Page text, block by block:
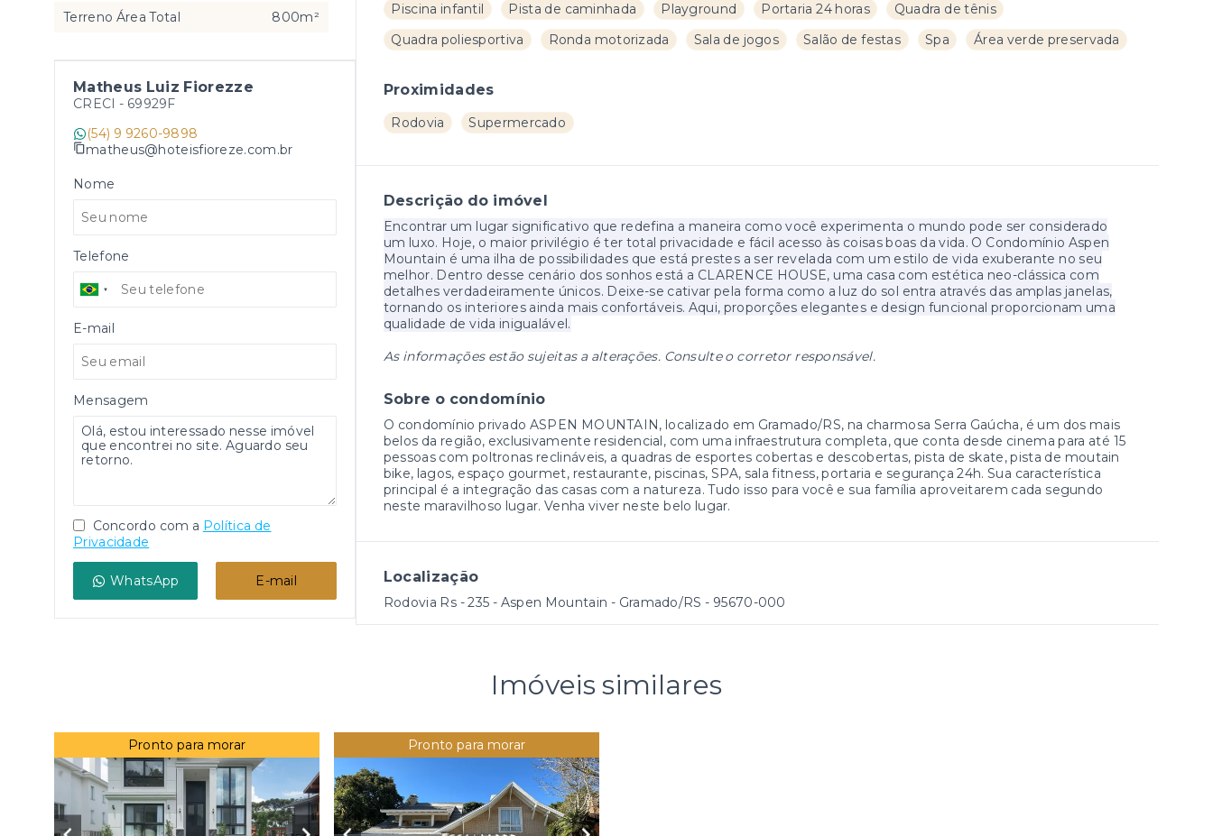
Piscina infantil
Pista de caminhada Playground Portaria 24 horas
Quadra de tênis
Quadra poliesportiva
Ronda motorizada Sala de jogos Salão de festas Spa Área verde preservada
Proximidades
Rodovia Supermercado
Descrição do imóvel
Encontrar um lugar significativo que redefina a maneira como você experimenta o mundo pode ser considerado
um luxo. Hoje, o maior privilégio é ter total privacidade e fácil acesso às coisas boas da vida. O Condomínio Aspen
Mountain é uma ilha de possibilidades que está prestes a ser revelada com um estilo de vida exuberante no seu
melhor. Dentro desse cenário dos sonhos está a CLARENCE HOUSE, uma casa com estética neo-clássica com
detalhes verdadeiramente únicos. Deixe-se cativar pela forma como a luz do sol entra através das amplas janelas,
tornando os interiores ainda mais confortáveis. Aqui, proporções elegantes e design funcional proporcionam uma
qualidade de vida inigualável.
As informações estão sujeitas a alterações. Consulte o corretor responsável.
Sobre o condomínio
O condomínio privado ASPEN MOUNTAIN, localizado em Gramado/RS, na charmosa Serra Gaúcha, é um dos mais
belos da região, exclusivamente residencial, com uma infraestrutura completa, que conta desde cinema para até 15
pessoas com poltronas reclináveis, a quadras de esportes cobertas e descobertas, pista de skate, pista de moutain
bike, lagos, espaço gourmet, restaurante, piscinas, SPA, sala fitness, portaria e segurança 24h. Sua característica
principal é a integração das casas com a natureza. Tudo isso para você e sua família aproveitarem cada segundo
neste maravilhoso lugar. Venha viver neste belo lugar.
Localização
Rodovia Rs - 235 - Aspen Mountain - Gramado/RS - 95670-000
Terreno Área Total
800m²
Matheus Luiz Fiorezze
CRECI - 69929F
(54) 9 9260-9898
matheus@hoteisfioreze.com.br
Nome
Telefone
E-mail
Mensagem
Concordo com a Política de
Privacidade
WhatsApp E-mail
Imóveis similares
Pronto para morar Pronto para morar